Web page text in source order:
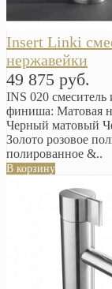
Insert Linki
нержавейки
49 875 руб.
INS 020
финиша: Матовая
Черный матовый
Золото розовое
полированное &..
В корзину